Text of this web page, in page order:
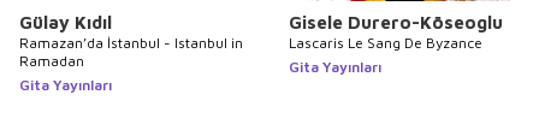
Gülay Kıdıl
Ramazan’da İstanbul - Istanbul in
Ramadan
Gita Yayınları
Gisele Durero-Köseoglu
Lascaris Le Sang De Byzance
Gita Yayınları